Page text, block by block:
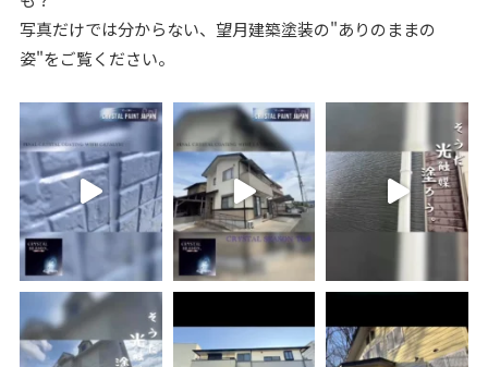
写真だけでは分からない、望月建築塗装の"ありのままの
姿"をご覧ください。